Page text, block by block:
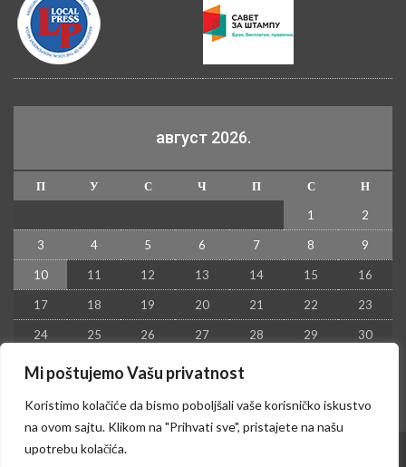
Mi poštujemo Vašu privatnost
Koristimo kolačiće da bismo poboljšali vaše korisničko iskustvo
na ovom sajtu. Klikom na "Prihvati sve", pristajete na našu
upotrebu kolačića.
август 2026.
П У С Ч П С
Н
1
2
3 4 5 6 7 8 9
10 11 12 13 14 15 16
17 18 19 20 21 22 23
24 25 26 27 28 29 30
31